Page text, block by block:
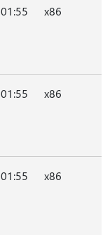
01:55 x86
01:55 x86
01:55 x86